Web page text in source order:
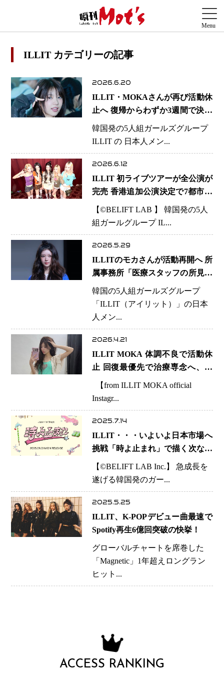
ILLIT カテゴリーの記事
2026.6.20
ILLIT・MOKAさんが再び活動休
止へ 復帰からわずか3週間で決断
当面は4人体制で活動
韓国発の5人組ガールズグループ
ILLIT の 日本人メン...
2026.6.12
ILLIT 初ライブツアーが全公演が
完売 香港追加公演決定で7都市15
公演へ拡大
【©️BELIFT LAB 】 韓国発の5人
組ガールグループ IL...
2026.5.29
ILLITのモカさんが活動再開へ 所
属事務所「医療スタッフの所見を
受け判断」4月から休養中
韓国の5人組ガールズグループ
「ILLIT（アイリット）」の日本
人メン...
2026.4.21
ILLIT MOKA 体調不良で活動休
止 回復最優先で治療専念へ、復
帰時期は未定
【from ILLIT MOKA official
Instagr...
2025.7.14
ILLIT・・・いよいよ日本市場へ
挑戦「時よ止まれ」で描く次なる
ステージとは？
【©️BELIFT LAB Inc.】 急成長を
遂げる韓国発のガー...
2025.5.25
ILLIT、K-POPデビュー曲最速で
Spotify再生6億回突破の快挙！
グローバルチャートを席巻した
「Magnetic」1年超えロングラン
ヒット...
ACCESS RANKING